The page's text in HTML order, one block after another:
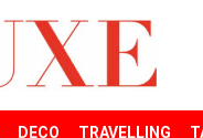
DECO TRAVELLING